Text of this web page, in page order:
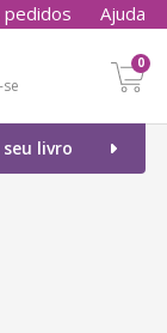
pedidos Ajuda
0
livro